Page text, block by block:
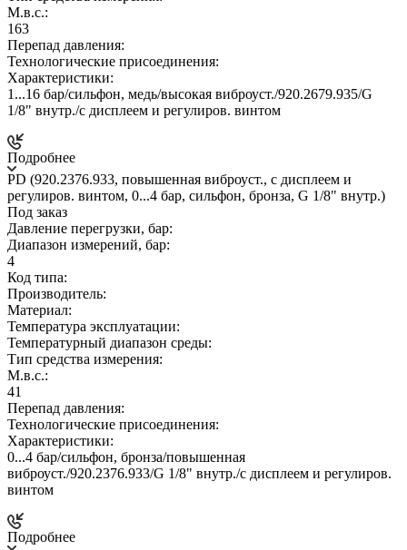
М.в.с.:
163
Перепад давления:
Технологические присоединения:
Характеристики:
1...16 бар/сильфон, медь/высокая виброуст./920.2679.935/G
1/8" внутр./c дисплеем и регулиров. винтом
Подробнее
PD (920.2376.933, повышенная виброуст., c дисплеем и
регулиров. винтом, 0...4 бар, сильфон, бронза, G 1/8" внутр.)
Под заказ
Давление перегрузки, бар:
Диапазон измерений, бар:
4
Код типа:
Производитель:
Материал:
Температура эксплуатации:
Температурный диапазон среды:
Тип средства измерения:
М.в.с.:
41
Перепад давления:
Технологические присоединения:
Характеристики:
0...4 бар/сильфон, бронза/повышенная
виброуст./920.2376.933/G 1/8" внутр./c дисплеем и регулиров.
винтом
Подробнее